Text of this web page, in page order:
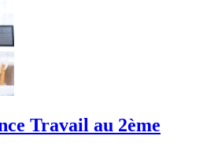
Travail au 2ème